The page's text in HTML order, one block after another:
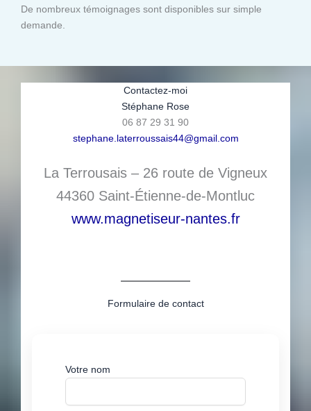
De nombreux témoignages sont disponibles sur simple
demande.
Contactez-moi
Stéphane Rose
06 87 29 31 90
stephane.laterroussais44@gmail.com
La Terrousais – 26 route de Vigneux
44360 Saint-Étienne-de-Montluc
www.magnetiseur-nantes.fr
Formulaire de contact
Votre nom